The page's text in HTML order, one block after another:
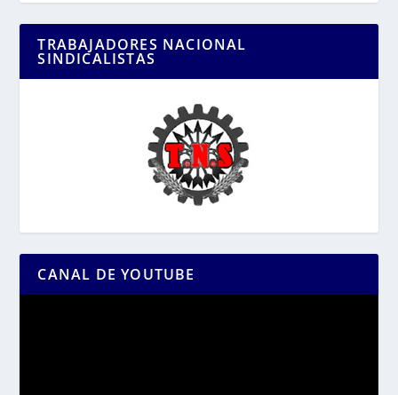
TRABAJADORES NACIONAL
SINDICALISTAS
CANAL DE YOUTUBE